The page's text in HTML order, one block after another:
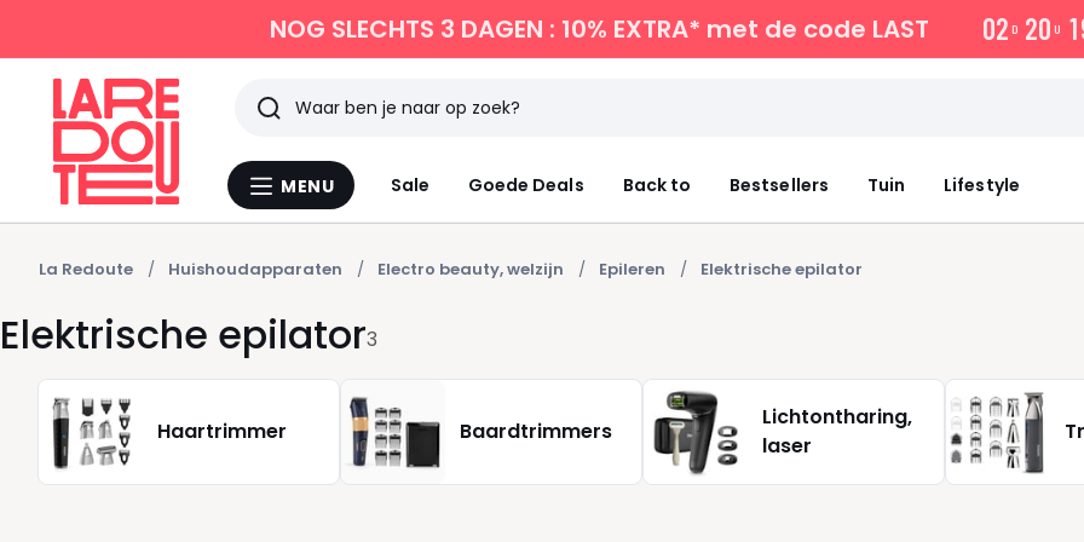
NOG SLECHTS 3 DAGEN : 10% EXTRA* met de code LAST 02 D 20 U 1
Menu
MENU Sale Goede Deals Back to Bestsellers Tuin Lifestyle
Zoeken
Laatst
bekeken
La Redoute Huishoudapparaten Electro beauty, welzijn Epileren Elektrische epilator
Elektrische epilator3
Haartrimmer Baardtrimmers
Lichtontharing,
laser